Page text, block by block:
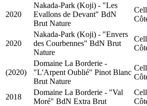
2020
Nakada-Park (Koji) - "Les
Evallons de Devant" BdN
Brut Nature
2020
Nakada-Park (Koji) - "Envers
des Courbennes" BdN Brut
Nature
(2020)
Domaine La Borderie -
"L'Arpent Oublié" Pinot Blanc
Brut Nature
2018
Domaine La Borderie - "Val
Moré" BdN Extra Brut